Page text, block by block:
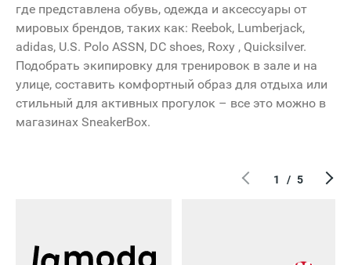
где представлена обувь, одежда и аксессуары от
мировых брендов, таких как: Reebok, Lumberjack,
adidas, U.S. Polo ASSN, DC shoes, Roxy , Quicksilver.
Подобрать экипировку для тренировок в зале и на
улице, составить комфортный образ для отдыха или
стильный для активных прогулок – все это можно в
магазинах SneakerBox.
1 / 5